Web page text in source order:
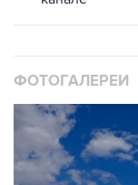
ФОТОГАЛЕРЕИ